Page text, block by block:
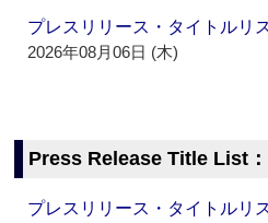
プレスリリース・タイトル
2026年08月06日 (木)
Press Release Title List
プレスリリース・タイトル